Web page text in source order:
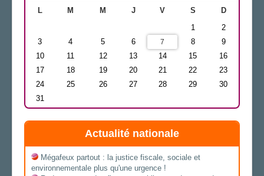
L M M J V S
D
1
2
3
4 5 6 7 8
9
10
11 12 13 14 15
16
17
18 19 20 21 22
23
24
25 26 27 28 29
30
31
Actualité nationale
Mégafeux partout : la justice fiscale, sociale et
environnementale plus qu'une urgence !